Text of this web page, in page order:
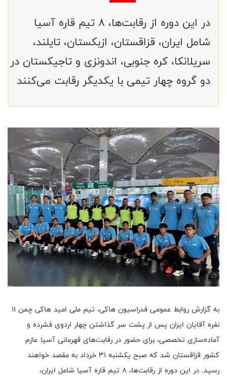
در این دوره از رقابت‌ها، ۸ تیم قاره آسیا
شامل ایران، قزاقستان، ازبکستان، تایلند،
سریلانکا، کره جنوبی، اندونزی و تاجیکستان در
دو گروه چهار تیمی با یکدیگر رقابت می‌کنند
به گزارش روابط عمومی فدراسیون هاکی، تیم ملی امید هاکی چمن ۱۱
نفره آقایان ایران پس از پشت سر گذاشتن چهار اردوی فشرده و
آماده‌سازی تخصصی، برای حضور در رقابت‌های قهرمانی آسیا عازم
کشور قزاقستان شد که صبح یکشنبه 31 خرداد به مقصد خواهند
رسید. در این دوره از رقابت‌ها، ۸ تیم قاره آسیا شامل ایران،